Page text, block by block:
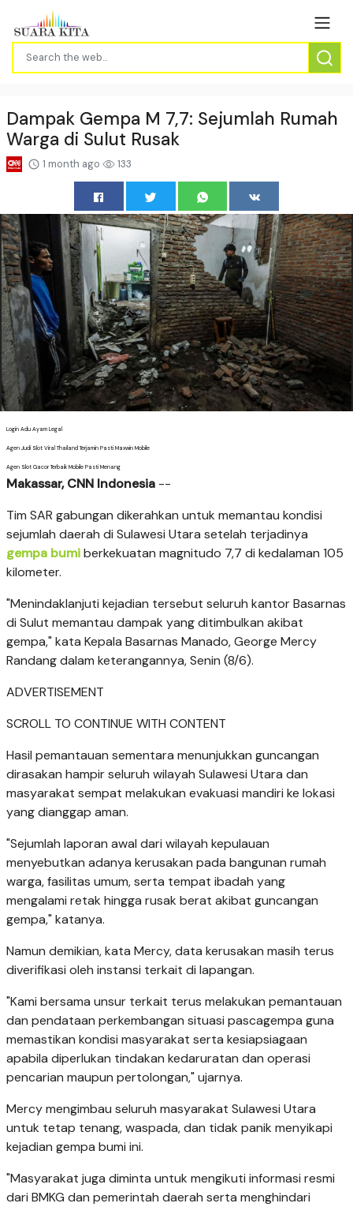
Dampak Gempa M 7,7: Sejumlah Rumah
Warga di Sulut Rusak
1 month ago 133
Login Adu Ayam Legal
Agen Judi Slot Viral Thailand Terjamin Pasti Maxwin Mobile
Agen Slot Gacor Terbaik Mobile Pasti Menang
Makassar, CNN Indonesia --
Tim SAR gabungan dikerahkan untuk memantau kondisi
sejumlah daerah di Sulawesi Utara setelah terjadinya
gempa bumiberkekuatan magnitudo 7,7 di kedalaman 105
kilometer.
"Menindaklanjuti kejadian tersebut seluruh kantor Basarnas
di Sulut memantau dampak yang ditimbulkan akibat
gempa," kata Kepala Basarnas Manado, George Mercy
Randang dalam keterangannya, Senin (8/6).
ADVERTISEMENT
SCROLL TO CONTINUE WITH CONTENT
Hasil pemantauan sementara menunjukkan guncangan
dirasakan hampir seluruh wilayah Sulawesi Utara dan
masyarakat sempat melakukan evakuasi mandiri ke lokasi
yang dianggap aman.
"Sejumlah laporan awal dari wilayah kepulauan
menyebutkan adanya kerusakan pada bangunan rumah
warga, fasilitas umum, serta tempat ibadah yang
mengalami retak hingga rusak berat akibat guncangan
gempa," katanya.
Namun demikian, kata Mercy, data kerusakan masih terus
diverifikasi oleh instansi terkait di lapangan.
"Kami bersama unsur terkait terus melakukan pemantauan
dan pendataan perkembangan situasi pascagempa guna
memastikan kondisi masyarakat serta kesiapsiagaan
apabila diperlukan tindakan kedaruratan dan operasi
pencarian maupun pertolongan," ujarnya.
Mercy mengimbau seluruh masyarakat Sulawesi Utara
untuk tetap tenang, waspada, dan tidak panik menyikapi
kejadian gempa bumi ini.
"Masyarakat juga diminta untuk mengikuti informasi resmi
dari BMKG dan pemerintah daerah serta menghindari